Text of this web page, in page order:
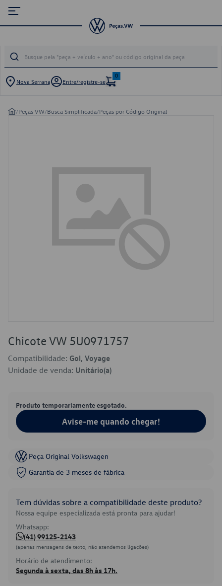
Nova Serrana Entre/registre-se
0
/Peças VW/Busca Simplificada/Peças por Código Original
Chicote VW 5U0971757
Compatibilidade: Gol, Voyage
Unidade de venda: Unitário(a)
Produto temporariamente esgotado.
Avise-me quando chegar!
Peça Original Volkswagen
Garantia de 3 meses de fábrica
Tem dúvidas sobre a compatibilidade deste produto?
Nossa equipe especializada está pronta para ajudar!
Whatsapp:
(41) 99125-2143
(apenas mensagens de texto, não atendemos ligações)
Horário de atendimento:
Segunda à sexta, das 8h às 17h.